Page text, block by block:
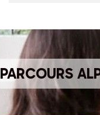
PARCOURS